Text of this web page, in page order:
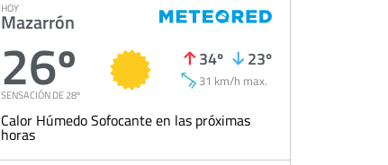
HOY
Mazarrón
26º
SENSACIÓN DE 28º
34º 23º
31 km/h max.
Calor Húmedo Sofocante en las próximas
horas